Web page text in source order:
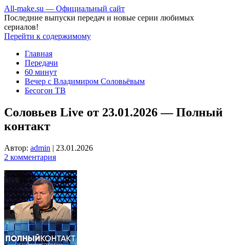
All-make.su — Официальный сайт
Последние выпуски передач и новые серии любимых
сериалов!
Перейти к содержимому
Главная
Передачи
60 минут
Вечер с Владимиром Соловьёвым
Бесогон ТВ
Соловьев Live от 23.01.2026 — Полный
контакт
Автор: admin | 23.01.2026
2 комментария